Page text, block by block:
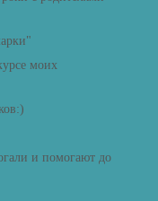
моих
и помогают до